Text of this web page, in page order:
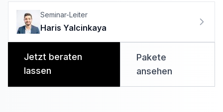
Seminar-Leiter
Haris Yalcinkaya
Jetzt beraten
lassen
Pakete
ansehen